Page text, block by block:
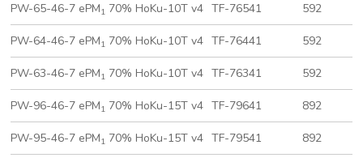
PW-65-46-7 ePM1 70% HoKu-10T v4 TF-76541 592
PW-64-46-7 ePM1 70% HoKu-10T v4 TF-76441 592
PW-63-46-7 ePM1 70% HoKu-10T v4 TF-76341 592
PW-96-46-7 ePM1 70% HoKu-15T v4 TF-79641 892
PW-95-46-7 ePM1 70% HoKu-15T v4 TF-79541 892